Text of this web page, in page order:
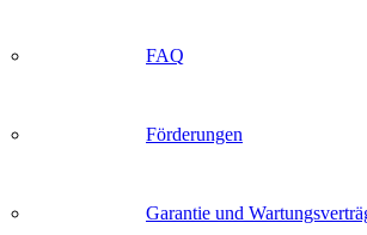
FAQ
Förderungen
Garantie und